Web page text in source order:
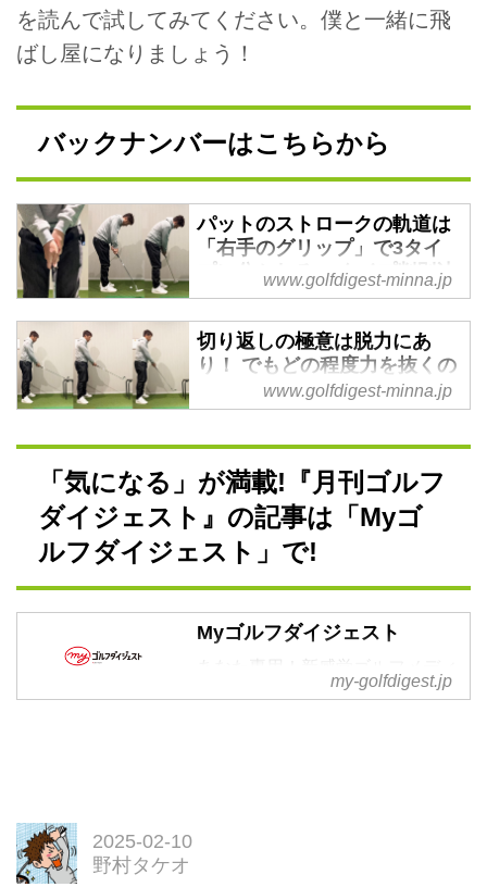
を読んで試してみてください。僕と一緒に飛
ばし屋になりましょう！
バックナンバーはこちらから
パットのストロークの軌道は
「右手のグリップ」で3タイ
プに分かれる!? タイプ判別法
＆まっすぐ打つための修正法
を実際に試してみた - みんな
のゴルフダイジェスト
パットのストロークの軌道は、右
手のグリップによって3つのタイ
っ掛け癖に悩むシングルハンディ
の腕前を持つイラストレーターの
野村タケオが、自分のグリップは
どのタイプか、どうすれば目標に
向かってまっすぐ打てるようにな
www.golfdigest-minna.jp
切り返しの極意は脱力にあ
り！ でもどの程度力を抜くの
が正解？ 横田英治プロの教え
を実際に試してみた - みんな
ゴルフでは、力まず脱力してクラ
ブを握ることが重要。とくに切り
返しのタイミングで脱力すること
が重要だと横田英治プロ。いった
力して、どの程度力を入れて握る
のか。シングルハンディの腕前を
持つイラストレーターの野村タケ
オが横田プロの教えを試してみ
た。
www.golfdigest-minna.jp
「気になる」が満載!『月刊ゴルフ
ダイジェスト』の記事は「Myゴ
ルフダイジェスト」で!
Myゴルフダイジェスト
ア by ゴルフダイジェスト。2021
my-golfdigest.jp
2025-02-10
野村タケオ